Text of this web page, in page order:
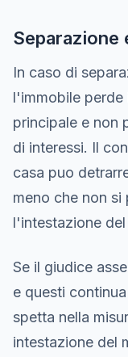
Separazione
In caso di
l'immobile
principale e non
di interessi. Il
casa puo
meno che non
l'intestazione del
Se il giudice
e questi
spetta nella
intestazione del